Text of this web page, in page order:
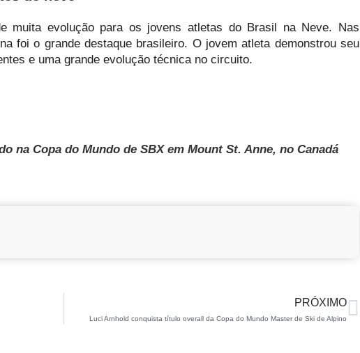
muita evolução para os jovens atletas do Brasil na Neve. Nas
foi o grande destaque brasileiro. O jovem atleta demonstrou seu
e uma grande evolução técnica no circuito.
na Copa do Mundo de SBX em Mount St. Anne, no Canadá
PRÓXIMO
Luci Arnhold conquista título overall da Copa do Mundo Master de Ski de Alpino